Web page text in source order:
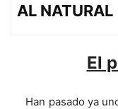
AL NATURAL
El
Han pasado ya